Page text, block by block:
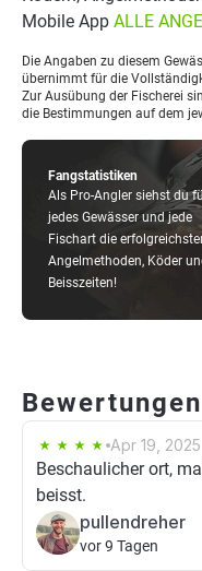
Fangstatistiken
Als Pro-Angler siehst du
jedes Gewässer und jede
Fischart die
Angelmethoden, Köder
Beisszeiten!
Mobile App ALLE
Die Angaben zu diesem
übernimmt für die
Zur Ausübung der Fischerei
die Bestimmungen auf dem
Bewertungen
Apr 19, 2025
Beschaulicher ort,
beisst.
pullendreher
vor 9 Tagen